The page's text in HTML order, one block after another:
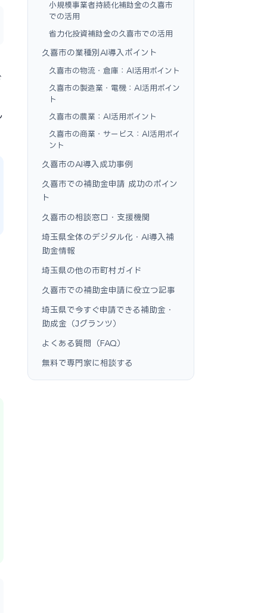
小規模事業者持続化補助金の久喜市
での活用
省力化投資補助金の久喜市での活用
久喜市の業種別AI導入ポイント
久喜市の物流・倉庫：AI活用ポイント
久喜市の製造業・電機：AI活用ポイン
ト
久喜市の農業：AI活用ポイント
久喜市の商業・サービス：AI活用ポイ
ント
久喜市のAI導入成功事例
久喜市での補助金申請 成功のポイン
ト
久喜市の相談窓口・支援機関
埼玉県全体のデジタル化・AI導入補
助金情報
埼玉県の他の市町村ガイド
久喜市での補助金申請に役立つ記事
埼玉県で今すぐ申請できる補助金・
助成金（Jグランツ）
よくある質問（FAQ）
無料で専門家に相談する